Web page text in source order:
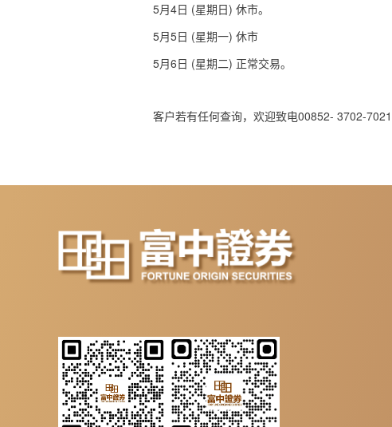
5月 4 日 (星期日 ) 休市。
5月 5 日 (星期一) 休市
5月 6 日 (星期二) 正常交易。
客户若有任何查询，欢迎致电00852- 3702-7021